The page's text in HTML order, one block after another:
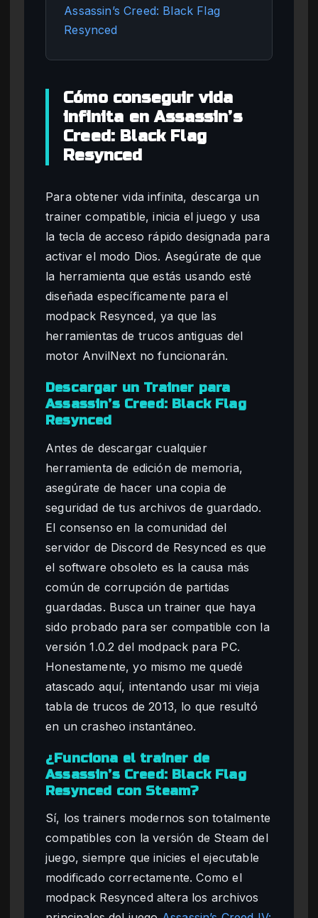
Assassin’s Creed: Black Flag
Resynced
Cómo conseguir vida
infinita en Assassin’s
Creed: Black Flag
Resynced
Para obtener vida infinita, descarga un
trainer compatible, inicia el juego y usa
la tecla de acceso rápido designada para
activar el modo Dios. Asegúrate de que
la herramienta que estás usando esté
diseñada específicamente para el
modpack Resynced, ya que las
herramientas de trucos antiguas del
motor AnvilNext no funcionarán.
Descargar un Trainer para
Assassin’s Creed: Black Flag
Resynced
Antes de descargar cualquier
herramienta de edición de memoria,
asegúrate de hacer una copia de
seguridad de tus archivos de guardado.
El consenso en la comunidad del
servidor de Discord de Resynced es que
el software obsoleto es la causa más
común de corrupción de partidas
guardadas. Busca un trainer que haya
sido probado para ser compatible con la
versión 1.0.2 del modpack para PC.
Honestamente, yo mismo me quedé
atascado aquí, intentando usar mi vieja
tabla de trucos de 2013, lo que resultó
en un crasheo instantáneo.
¿Funciona el trainer de
Assassin’s Creed: Black Flag
Resynced con Steam?
Sí, los trainers modernos son totalmente
compatibles con la versión de Steam del
juego, siempre que inicies el ejecutable
modificado correctamente. Como el
modpack Resynced altera los archivos